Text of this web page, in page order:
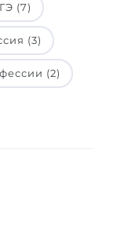
(7)
(3)
(2)